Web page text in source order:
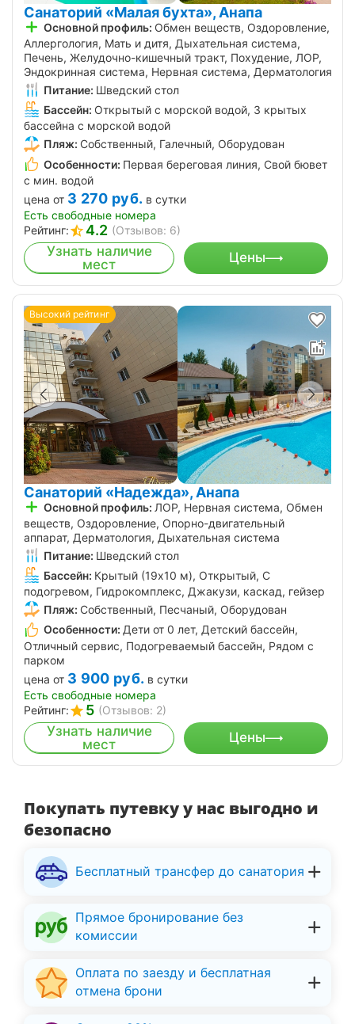
Санаторий «Малая бухта», Анапа
Основной профиль: Обмен веществ, Оздоровление,
Аллергология, Мать и дитя, Дыхательная система,
Печень, Желудочно-кишечный тракт, Похудение, ЛОР,
Эндокринная система, Нервная система, Дерматология
Питание: Шведский стол
Бассейн: Открытый с морской водой, 3 крытых
бассейна с морской водой
Пляж: Собственный, Галечный, Оборудован
Особенности: Первая береговая линия, Свой бювет
с мин. водой
цена от 3 270 руб. в сутки
Есть свободные номера
Рейтинг:
4.2 (Отзывов: 6)
Узнать наличие
мест
Цены
Высокий рейтинг
Санаторий «Надежда», Анапа
Основной профиль: ЛОР, Нервная система, Обмен
веществ, Оздоровление, Опорно-двигательный
аппарат, Дерматология, Дыхательная система
Питание: Шведский стол
Бассейн: Крытый (19х10 м), Открытый, С
подогревом, Гидрокомплекс, Джакузи, каскад, гейзер
Пляж: Собственный, Песчаный, Оборудован
Особенности: Дети от 0 лет, Детский бассейн,
Отличный сервис, Подогреваемый бассейн, Рядом с
парком
цена от 3 900 руб. в сутки
Есть свободные номера
Рейтинг:
5 (Отзывов: 2)
Узнать наличие
мест
Цены
Покупать путевку у нас выгодно и
безопасно
Бесплатный трансфер до санатория
Прямое бронирование без
комиссии
Оплата по заезду и бесплатная
отмена брони